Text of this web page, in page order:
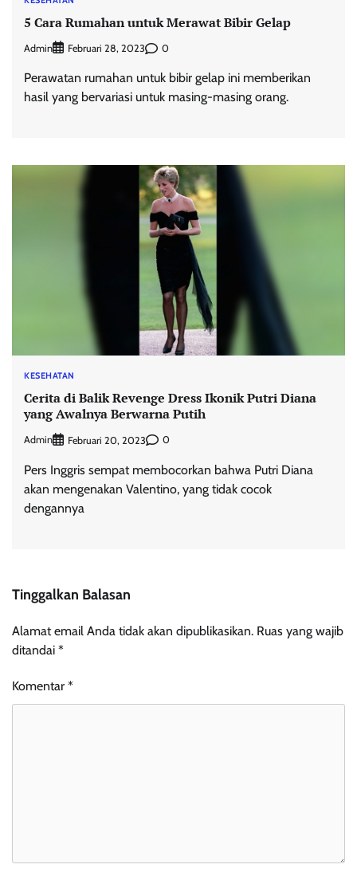
5 Cara Rumahan untuk Merawat Bibir Gelap
Admin Februari 28, 2023 0
Perawatan rumahan untuk bibir gelap ini memberikan
hasil yang bervariasi untuk masing-masing orang.
KESEHATAN
Cerita di Balik Revenge Dress Ikonik Putri Diana
yang Awalnya Berwarna Putih
Admin Februari 20, 2023 0
Pers Inggris sempat membocorkan bahwa Putri Diana
akan mengenakan Valentino, yang tidak cocok
dengannya
Tinggalkan Balasan
Alamat email Anda tidak akan dipublikasikan. Ruas yang wajib
ditandai *
Komentar *